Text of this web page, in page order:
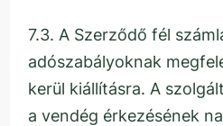
7.3. A Szerződő fél
adószabályoknak
kerül kiállításra. A
a vendég érkezésének